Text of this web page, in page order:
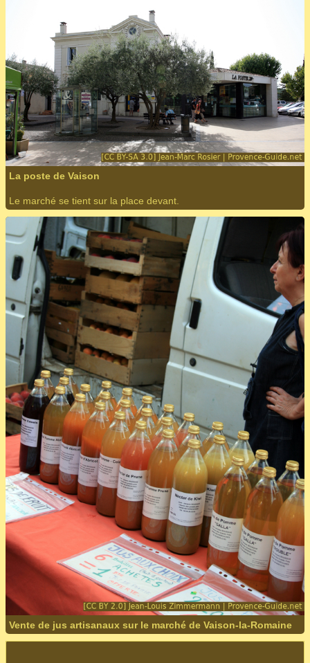
La poste de Vaison
Le marché se tient sur la place devant.
Vente de jus artisanaux sur le marché de Vaison-la-Romaine